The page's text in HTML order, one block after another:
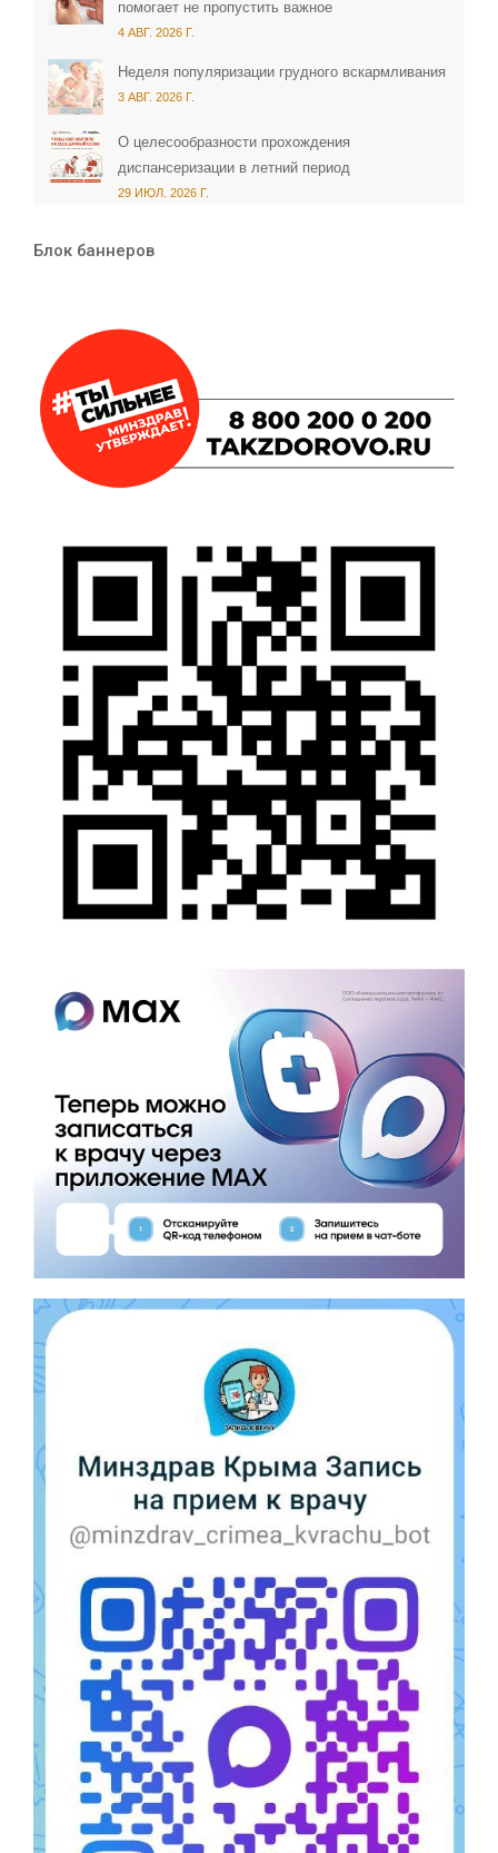
помогает не пропустить важное
4 АВГ. 2026 Г.
Неделя популяризации грудного вскармливания
3 АВГ. 2026 Г.
О целесообразности прохождения
диспансеризации в летний период
29 ИЮЛ. 2026 Г.
Блок баннеров